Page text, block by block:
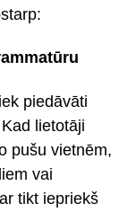
piedāvāti
lietotāji
pušu vietnēm,
vai
tikt iepriekš